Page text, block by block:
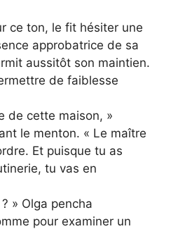
ce ton, le fit hésiter une
approbatrice de sa
aussitôt son maintien.
de faiblesse
de cette maison, »
le menton. « Le maître
Et puisque tu as
tu vas en
» Olga pencha
pour examiner un